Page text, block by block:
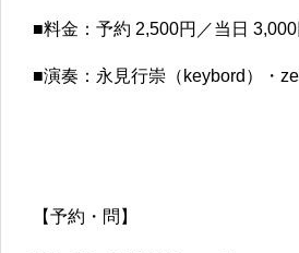
■料金：予約 2,500円／当日
■演奏：永見行崇（keybord）・
【予約・問】